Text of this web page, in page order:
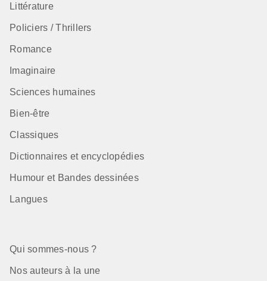
Littérature
Policiers / Thrillers
Romance
Imaginaire
Sciences humaines
Bien-être
Classiques
Dictionnaires et encyclopédies
Humour et Bandes dessinées
Langues
Qui sommes-nous ?
Nos auteurs à la une